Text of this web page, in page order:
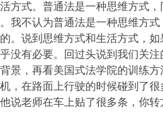
方式。普通法是一种思维方式
我不认为普通法是一种思维方
。说到思维方式和生活方式，
没有必要。回过头说到我们关
景，再看美国式法学院的训练
，在路面上行驶的时候碰到了
说老师在车上贴了很多条，你